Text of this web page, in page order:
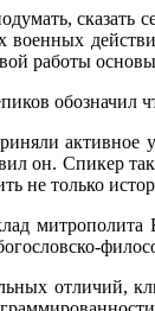
работы
обозначил
активное
он. Спикер
только
митрополита
отличий,